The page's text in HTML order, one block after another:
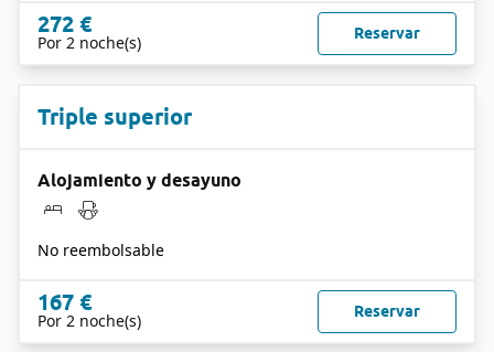
272 €
Por 2 noche(s) Reservar
Triple superior
Alojamiento y desayuno
No reembolsable
167 €
Por 2 noche(s) Reservar